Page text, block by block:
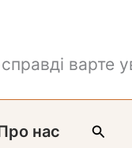
варте
нас Пошук